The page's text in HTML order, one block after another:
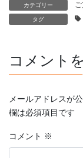
カテゴリー
タグ
コメント
メールアドレスが
欄は必須項目です
コメント ※